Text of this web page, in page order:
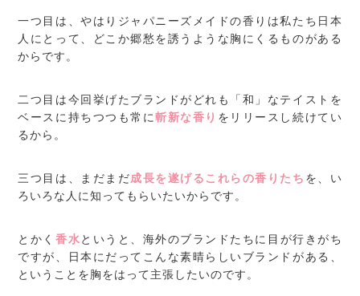
一つ目は、やはりジャパニーズメイドの香りは私たち日本
人にとって、どこか郷愁を誘うような胸にくるものがある
からです。
二つ目は今回挙げたブランドがどれも「和」なテイストを
ベースに持ちつつも常に斬新な香り をリリースし続けてい
るから。
三つ目は、まだまだ成長を遂げるこれらの香りたち を、い
ろいろな人に知ってもらいたいからです。
とかく 香水というと、海外のブランドたちに目が行きがち
ですが、日本にだってこんな素晴らしいブランドがある、
ということを胸をはって主張したいのです。